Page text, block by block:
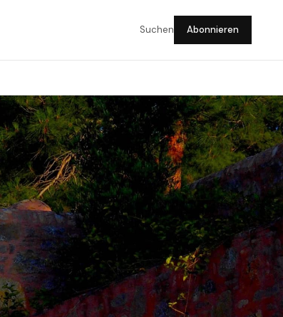
Suchen Abonnieren